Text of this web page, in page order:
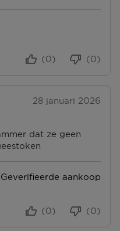
(0)
(0)
28 januari 2026
dat ze geen
Geverifieerde aankoop
(0)
(0)